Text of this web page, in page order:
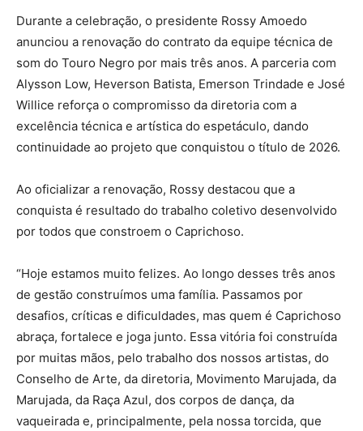
Durante a celebração, o presidente Rossy Amoedo
anunciou a renovação do contrato da equipe técnica de
som do Touro Negro por mais três anos. A parceria com
Alysson Low, Heverson Batista, Emerson Trindade e José
Willice reforça o compromisso da diretoria com a
excelência técnica e artística do espetáculo, dando
continuidade ao projeto que conquistou o título de 2026.
Ao oficializar a renovação, Rossy destacou que a
conquista é resultado do trabalho coletivo desenvolvido
por todos que constroem o Caprichoso.
“Hoje estamos muito felizes. Ao longo desses três anos
de gestão construímos uma família. Passamos por
desafios, críticas e dificuldades, mas quem é Caprichoso
abraça, fortalece e joga junto. Essa vitória foi construída
por muitas mãos, pelo trabalho dos nossos artistas, do
Conselho de Arte, da diretoria, Movimento Marujada, da
Marujada, da Raça Azul, dos corpos de dança, da
vaqueirada e, principalmente, pela nossa torcida, que